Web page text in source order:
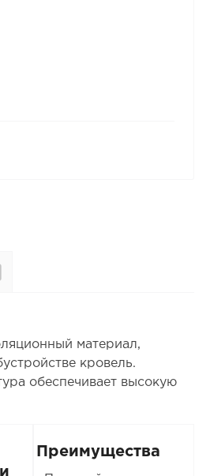
материал,
кровель.
обеспечивает высокую
Преимущества